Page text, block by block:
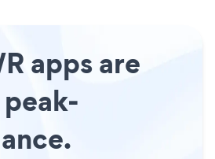
apps are